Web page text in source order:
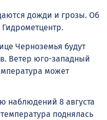
дожди и грозы. Об
Черноземья будут
Ветер юго-западный
может
наблюдений 8 августа
поднялась